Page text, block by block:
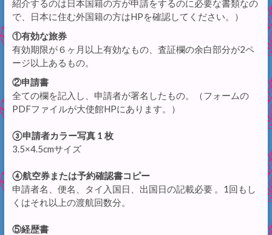
紹介するのは日本国籍の方が申請をするのに必要な書類なの
で、日本に住む外国籍の方はHPを確認してください。）
①有効な旅券
有効期限が６ヶ月以上有効なもの、査証欄の余白部分が2ペ
ージ以上あるもの。
②申請書
全ての欄を記入し、申請者が署名したもの。（フォームの
PDFファイルが大使館HPにあります。）
③申請者カラー写真 1 枚
3.5×4.5cmサイズ
④航空券または予約確認書コピー
申請者名、便名、タイ入国日、出国日の記載必要 。1回もし
くはそれ以上の渡航回数分。
⑤経歴書